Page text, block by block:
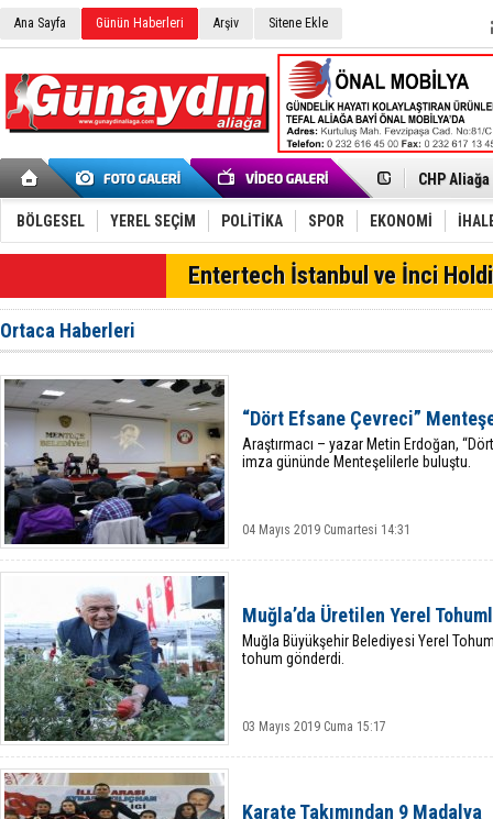
Ana Sayfa Günün Haberleri Arşiv Sitene Ekle
İzmir'in
Çağrısı
Onat
Menemen
Aliağa'da
Furkan
Chp
AK Parti
Alto,
Chp
BÖLGESEL YEREL SEÇİM POLİTİKA SPOR EKONOMİ
Entertech İstanbul ve İnci
Ortaca Haberleri
“Dört Efsane Çevreci”
Araştırmacı – yazar Metin Erdoğan,
imza gününde Menteşelilerle buluştu.
04 Mayıs 2019 Cumartesi 14:31
Muğla’da Üretilen Yerel
Muğla Büyükşehir Belediyesi Yerel
tohum gönderdi.
03 Mayıs 2019 Cuma 15:17
Karate Takımından 9 Madalya